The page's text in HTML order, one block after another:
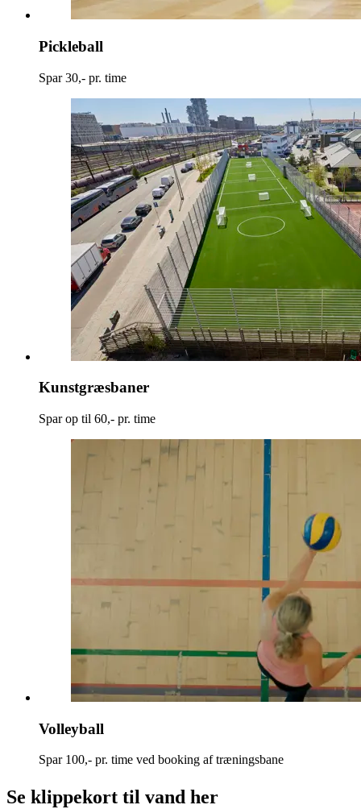
Pickleball
Spar 30,- pr. time
Kunstgræsbaner
Spar op til 60,- pr. time
Volleyball
Spar 100,- pr. time ved booking af træningsbane
Se klippekort til vand her